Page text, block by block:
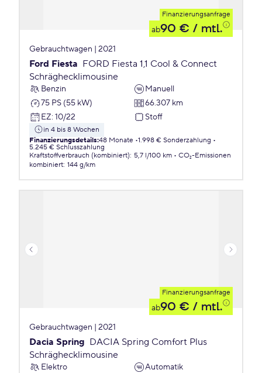
Finanzierungsanfrage
ab90 € / mtl.
Gebrauchtwagen | 2021
Ford Fiesta FORD Fiesta 1,1 Cool & Connect
Schräghecklimousine
Benzin
Manuell
75 PS (55 kW)
66.307 km
EZ: 10/22 Stoff
in 4 bis 8 Wochen
Finanzierungsdetails:48 Monate 1.998 € Sonderzahlung
5.245 € Schlusszahlung
Kraftstoffverbrauch (kombiniert): 5,7 l/100 km
CO₂-Emissionen
kombiniert: 144 g/km
Finanzierungsanfrage
ab90 € / mtl.
Gebrauchtwagen | 2021
Dacia Spring DACIA Spring Comfort Plus
Schräghecklimousine
Elektro
Automatik